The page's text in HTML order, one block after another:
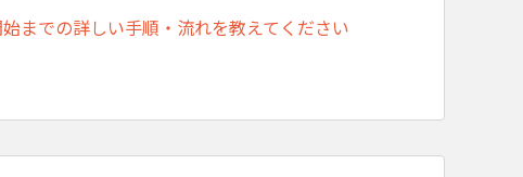
までの詳しい手順・流れを教えてください